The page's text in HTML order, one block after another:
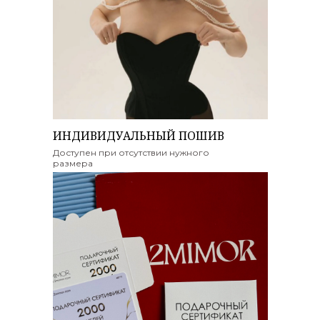
Доступен при отсутствии нужного
размера
ИНДИВИДУАЛЬНЫЙ ПОШИВ